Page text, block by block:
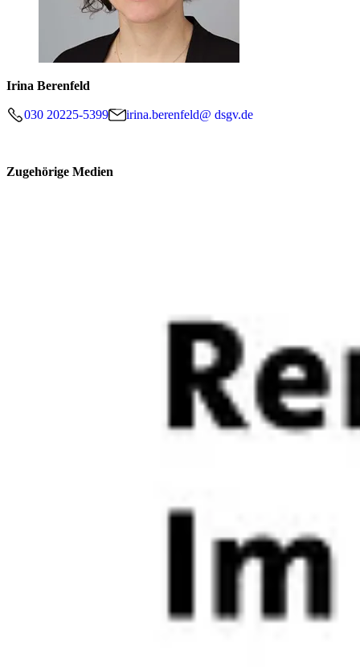
Irina Berenfeld
030 20225-5399 irina.berenfeld@ dsgv.de
Zugehörige Medien